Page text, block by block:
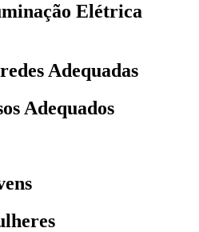
Elétrica
Adequadas
Adequados